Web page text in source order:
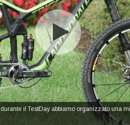
durante il TestDay abbiamo organizzato una